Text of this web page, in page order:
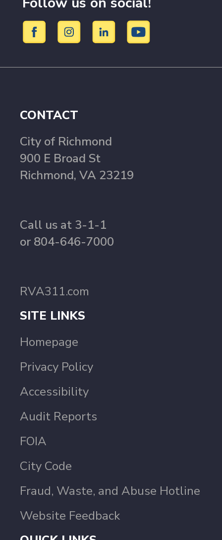
CONTACT
City of Richmond
900 E Broad St
Richmond, VA 23219
Call us at 3-1-1
or 804-646-7000
RVA311.com
SITE LINKS
Homepage
Privacy Policy
Accessibility
Audit Reports
FOIA
City Code
Fraud, Waste, and Abuse Hotline
Website Feedback